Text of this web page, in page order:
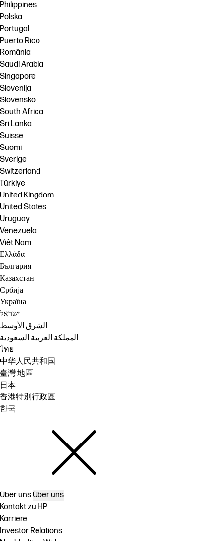
Philippines
Polska
Portugal
Puerto Rico
România
Saudi Arabia
Singapore
Slovenija
Slovensko
South Africa
Sri Lanka
Suisse
Suomi
Sverige
Switzerland
Türkiye
United Kingdom
United States
Uruguay
Venezuela
Việt Nam
Ελλάδα
България
Казахстан
Србија
Україна
ישראל
الشرق الأوسط
المملكة العربية السعودية
ไทย
中华人民共和国
臺灣 地區
日本
香港特別行政區
한국
Über uns Über uns
Kontakt zu HP
Karriere
Investor Relations